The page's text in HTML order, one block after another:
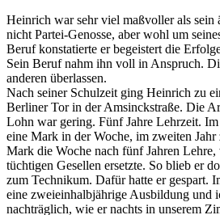
Heinrich war sehr viel maßvoller als sein
nicht Partei-Genosse, aber wohl um
Beruf konstatierte er begeistert die
Sein Beruf nahm ihn voll in Anspruch.
anderen überlassen.
Nach seiner Schulzeit ging Heinrich zu
Berliner Tor in der Amsinckstraße. Die
Lohn war gering. Fünf Jahre Lehrzeit.
eine Mark in der Woche, im zweiten
Mark die Woche nach fünf Jahren Lehre,
tüchtigen Gesellen ersetzte. So blieb er
zum Technikum. Dafür hatte er gespart.
eine zweieinhalbjährige Ausbildung und
nachträglich, wie er nachts in unserem